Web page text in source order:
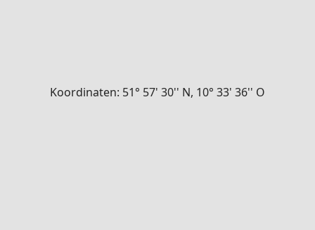
Koordinaten: 51° 57' 30'' N, 10° 33' 36'' O